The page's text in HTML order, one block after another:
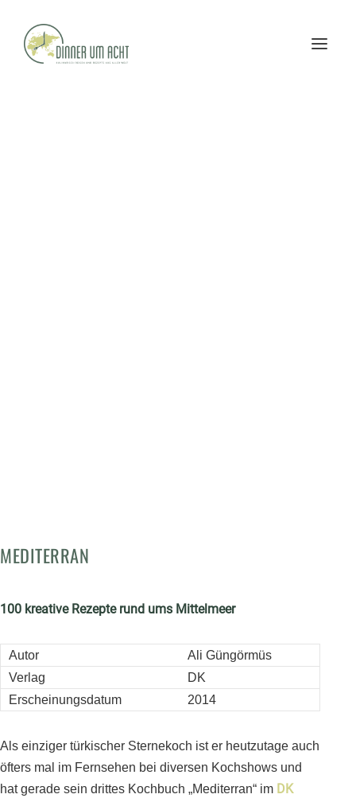
MEDITERRAN
100 kreative Rezepte rund ums Mittelmeer
Autor
Ali Güngörmüs
Verlag
DK
Erscheinungsdatum
2014
Als einziger türkischer Sternekoch ist er heutzutage auch
öfters mal im Fernsehen bei diversen Kochshows und
hat gerade sein drittes Kochbuch „Mediterran“ im DK